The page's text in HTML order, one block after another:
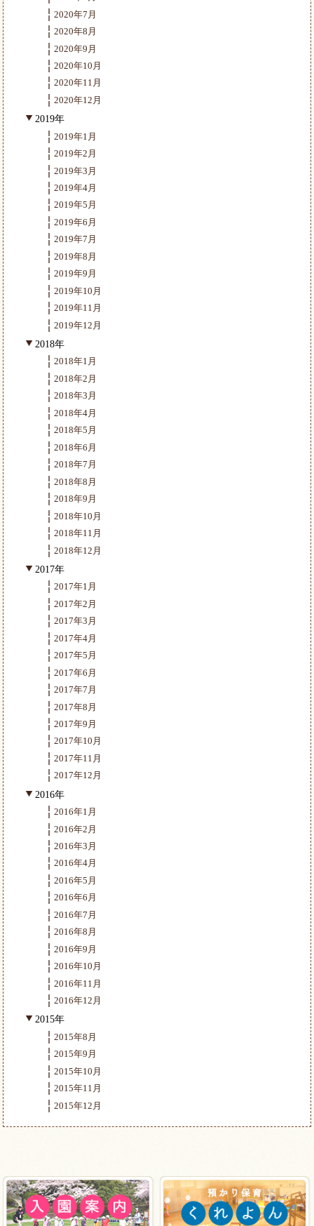
2020年7月
2020年8月
2020年9月
2020年10月
2020年11月
2020年12月
2019年
2019年1月
2019年2月
2019年3月
2019年4月
2019年5月
2019年6月
2019年7月
2019年8月
2019年9月
2019年10月
2019年11月
2019年12月
2018年
2018年1月
2018年2月
2018年3月
2018年4月
2018年5月
2018年6月
2018年7月
2018年8月
2018年9月
2018年10月
2018年11月
2018年12月
2017年
2017年1月
2017年2月
2017年3月
2017年4月
2017年5月
2017年6月
2017年7月
2017年8月
2017年9月
2017年10月
2017年11月
2017年12月
2016年
2016年1月
2016年2月
2016年3月
2016年4月
2016年5月
2016年6月
2016年7月
2016年8月
2016年9月
2016年10月
2016年11月
2016年12月
2015年
2015年8月
2015年9月
2015年10月
2015年11月
2015年12月